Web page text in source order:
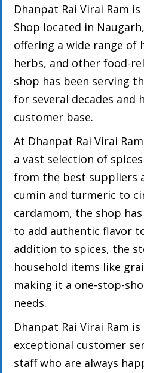
Dhanpat Rai Virai Ram
Shop located in
offering a wide range of
herbs, and other food-
shop has been serving
for several decades and
customer base.
At Dhanpat Rai Virai
a vast selection of
from the best suppliers
cumin and turmeric to
cardamom, the shop
to add authentic flavor
addition to spices, the
household items like
making it a one-stop-
needs.
Dhanpat Rai Virai Ram
exceptional customer
staff who are always